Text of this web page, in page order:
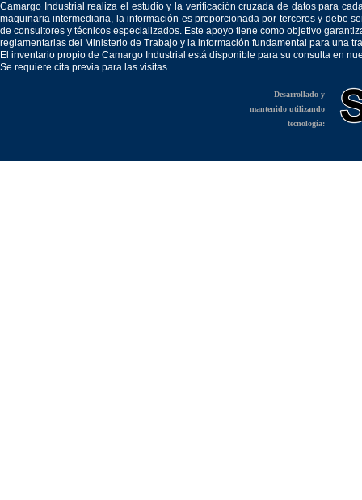
Camargo Industrial realiza el estudio y la verificación cruzada de datos para
maquinaria intermediaria, la información es proporcionada por terceros y debe
de consultores y técnicos especializados. Este apoyo tiene como objetivo
reglamentarias del Ministerio de Trabajo y la información fundamental para una
El inventario propio de Camargo Industrial está disponible para su consulta en
Se requiere cita previa para las visitas.
Desarrollado y
mantenido utilizando
tecnología: